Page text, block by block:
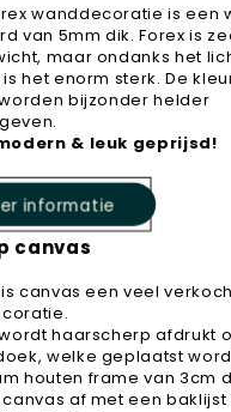
wanddecoratie is een
van 5mm dik. Forex is
maar ondanks het
het enorm sterk. De
bijzonder helder
& leuk geprijsd!
informatie
canvas
canvas een veel
haarscherp afdrukt
welke geplaatst
houten frame van 3cm
af met een baklijst